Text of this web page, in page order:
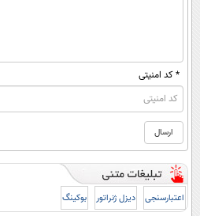
* کد امنیتی
اعتبارسنجی دیزل ژنراتور بوکینگ